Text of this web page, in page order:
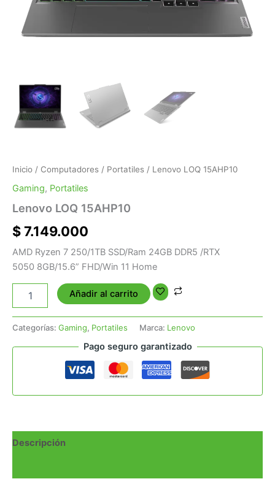
Inicio / Computadores / Portatiles / Lenovo LOQ 15AHP10
Gaming, Portatiles
Lenovo LOQ 15AHP10
$7.149.000
AMD Ryzen 7 250/1TB SSD/Ram 24GB DDR5 /RTX
5050 8GB/15.6” FHD/Win 11 Home
Añadir al carrito
Categorías: Gaming, Portatiles Marca: Lenovo
Pago seguro garantizado
Descripción